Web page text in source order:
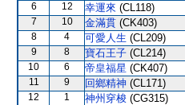
6
12 幸運來 (CL118)
7
10 金滿貫 (CK403)
8
4 可愛人生 (CL209)
9
8 寶石王子 (CL214)
10
6 帝皇福星 (CK407)
11
9 回鄉精神 (CL171)
12
1 神州穿梭 (CG315)